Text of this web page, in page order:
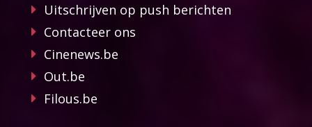
Uitschrijven op push berichten
Contacteer ons
Cinenews.be
Out.be
Filous.be